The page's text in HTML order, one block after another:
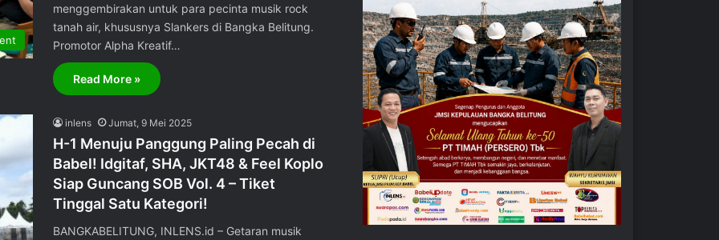
menggembirakan untuk para pecinta musik rock
tanah air, khususnya Slankers di Bangka Belitung.
Promotor Alpha Kreatif…
Read More »
inlens Jumat, 9 Mei 2025
H-1 Menuju Panggung Paling Pecah di
Babel! Idgitaf, SHA, JKT48 & Feel Koplo
Siap Guncang SOB Vol. 4 – Tiket
Tinggal Satu Kategori!
BANGKABELITUNG, INLENS.id – Getaran musik